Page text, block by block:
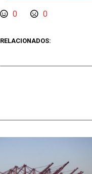
0 0
RELACIONADOS: